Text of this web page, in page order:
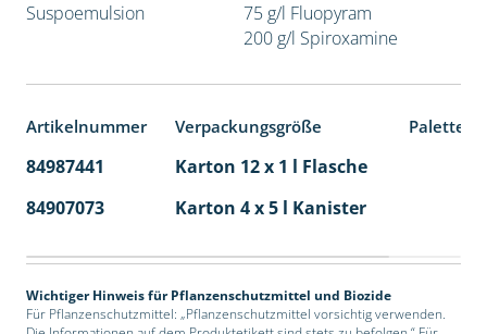
Suspoemulsion
75 g/l Fluopyram
200 g/l Spiroxamine
Artikelnummer Verpackungsgröße
84987441 Karton 12 x 1 l Flasche
84907073
Karton 4 x 5 l Kanister
Wichtiger Hinweis für Pflanzenschutzmittel und Biozide
Für Pflanzenschutzmittel: „Pflanzenschutzmittel vorsichtig verwenden.